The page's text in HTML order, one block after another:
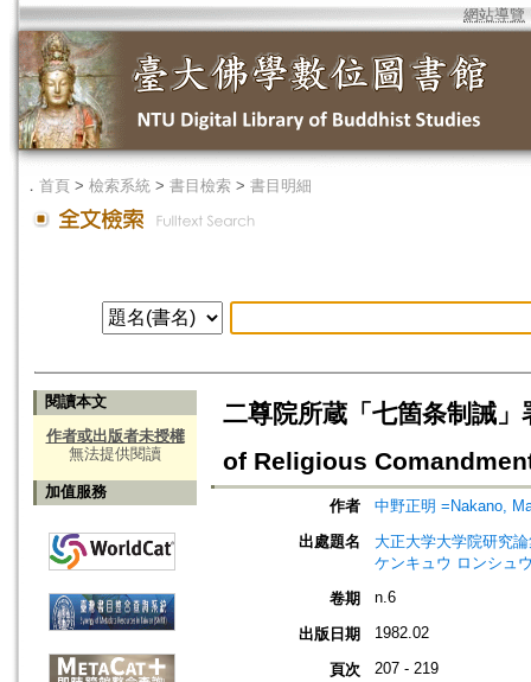
網站導覽
． 首頁 > 檢索系統 > 書目檢索 > 書目明細
閱讀本文
作者或出版者未授權
無法提供閱讀
加值服務
二尊院所蔵「七箇条制誡
of Religious
作者
中野正明 =Nakano,
出處題名
大正大学大学院研究
ケンキュウ ロンシュ
卷期
n.6
出版日期 1982.02
頁次 207 - 219